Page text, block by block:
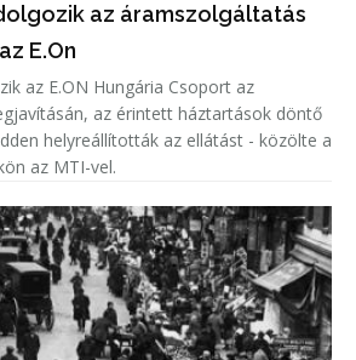
az áramszolgáltatás
E.On
az E.ON Hungária Csoport az
az érintett háztartások döntő
helyreállították az ellátást - közölte a
az MTI-vel.